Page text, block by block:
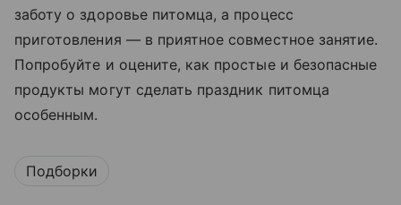
заботу о здоровье питомца, а процесс
приготовления — в приятное совместное занятие.
Попробуйте и оцените, как простые и безопасные
продукты могут сделать праздник питомца
особенным.
Подборки